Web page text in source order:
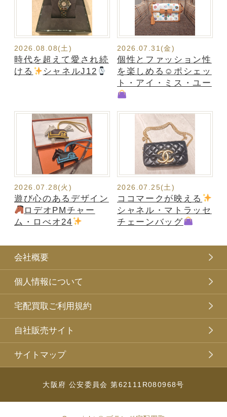
2026.08.08(土)
時代を超えて愛され続
ける
シャネルJ12
2026.07.31(金)
個性とファッション性
を楽しめる☺ポシェッ
ト・アイ・ミス・ユー
2026.07.28(火)
遊び心のあるデザイン
ロデオPMチャー
ム・ロべオ24
2026.07.25(土)
ココマークが映える
シャネル・マトラッセ
チェーンバッグ
会社概要
個人情報について
宅配買取ご利用規約
自社販売サイト
サイトマップ
大阪府 公安委員会 第62111R080968号